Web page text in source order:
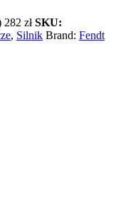
282 zł SKU:
, Silnik Brand: Fendt